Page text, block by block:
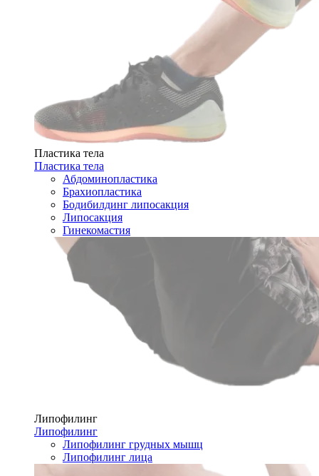
Пластика тела
Пластика тела
Абдоминопластика
Брахиопластика
Бодибилдинг липосакция
Липосакция
Гинекомастия
Липофилинг
Липофилинг
Липофилинг грудных мышц
Липофилинг лица